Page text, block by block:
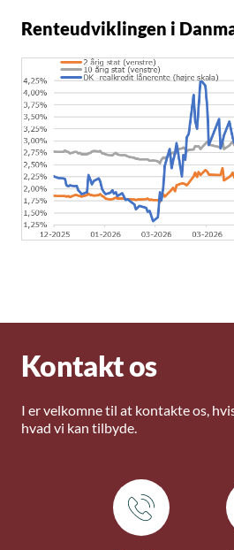
Renteudviklingen i
Kontakt os
I er velkomne til at kontakte os,
hvad vi kan tilbyde.